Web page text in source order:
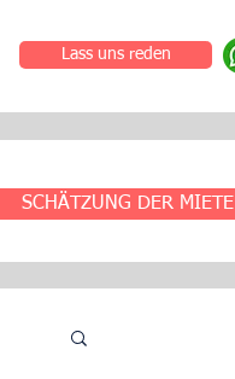
Lass uns reden
SCHÄTZUNG DER MIETE